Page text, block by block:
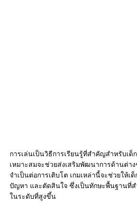
การเล่นเป็นวิธีการเรียนรู้ที่สำคัญสำหรับเด็
เหมาะสมจะช่วยส่งเสริมพัฒนาการด้านต่า
จำเป็นต่อการเติบโต เกมเหล่านี้จะช่วยให้เ
ปัญหา และตัดสินใจ ซึ่งเป็นทักษะพื้นฐานที่
ในระดับที่สูงขึ้น